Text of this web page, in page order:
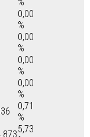
0,00
%
0,00
%
0,00
%
0,00
%
0,71
%
5,73